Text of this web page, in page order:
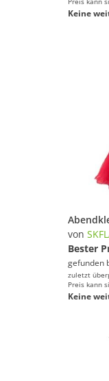
Keine
von
Bester
gefunden
zuletzt
Preis kann
Keine